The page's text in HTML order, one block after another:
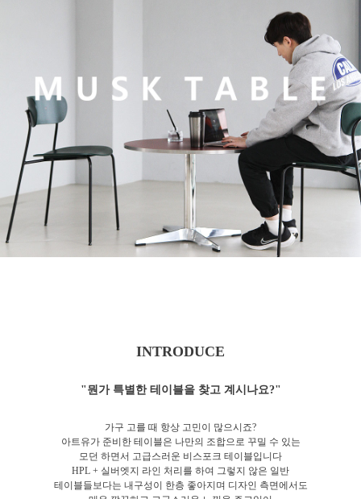
INTRODUCE
"뭔가 특별한 테이블을 찾고 계시나요?"
가구 고를 때 항상 고민이 많으시죠?
아트유가 준비한 테이블은 나만의 조합으로 꾸밀 수 있는
모던 하면서 고급스러운 비스포크 테이블입니다
HPL + 실버엣지 라인 처리를 하여 그렇지 않은 일반
테이블들보다는 내구성이 한층 좋아지며 디자인 측면에서도